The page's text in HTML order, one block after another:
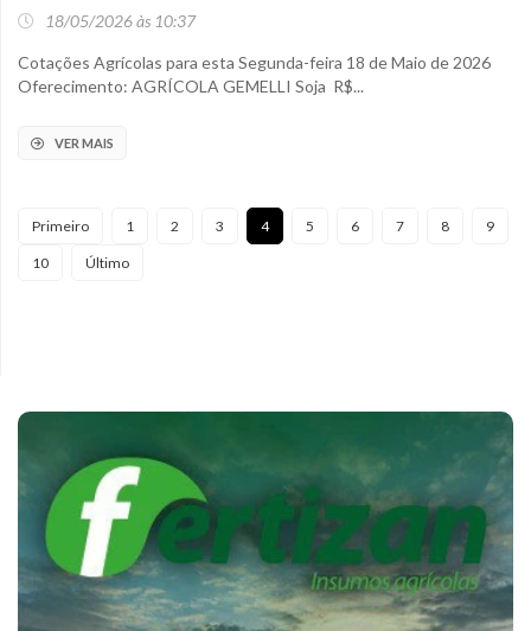
18/05/2026 às 10:37
Cotações Agrícolas para esta Segunda-feira 18 de Maio de 2026
Oferecimento: AGRÍCOLA GEMELLI Soja R$...
VER MAIS
Primeiro 1 2 3 4 5 6 7 8 9
10 Último